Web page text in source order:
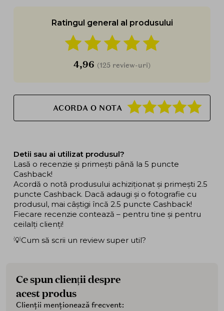
Ratingul general al produsului
4,96 (125 review-uri)
ACORDA O NOTA
Detii sau ai utilizat produsul?
Lasă o recenzie și primești până la 5 puncte
Cashback!
Acordă o notă produsului achiziționat și primești 2.5
puncte Cashback. Dacă adaugi și o fotografie cu
produsul, mai câștigi încă 2.5 puncte Cashback!
Fiecare recenzie contează – pentru tine și pentru
ceilalți clienți!
💡Cum să scrii un review super util?
Ce spun clienții despre
acest produs
Clienții menționează frecvent: